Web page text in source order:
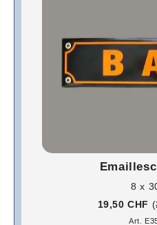
8 x
19,50 CHF (
Art.